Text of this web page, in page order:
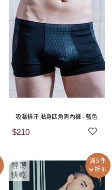
吸濕排汗 貼身四角男內褲 - 藍色
$210
滿5件
享折扣